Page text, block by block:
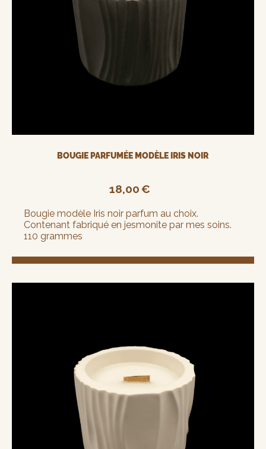
BOUGIE PARFUMÉE MODÈLE IRIS NOIR
18,00€
Bougie modèle Iris noir parfum au choix.
Contenant fabriqué en jesmonite par mes soins.
110 grammes